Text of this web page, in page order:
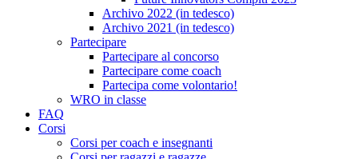
Archivo 2022 (in tedesco)
Archivo 2021 (in tedesco)
Partecipare
Partecipare al concorso
Partecipare come coach
Partecipa come volontario!
WRO in classe
FAQ
Corsi
Corsi per coach e insegnanti